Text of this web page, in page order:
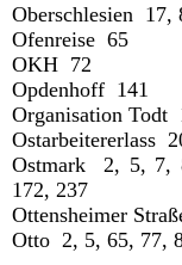
Oberschlesien 17,
Ofenreise 65
OKH 72
Opdenhoff 141
Organisation Todt
Ostarbeitererlass
Ostmark 2, 5, 7,
172, 237
Ottensheimer
Otto 2, 5, 65, 77,